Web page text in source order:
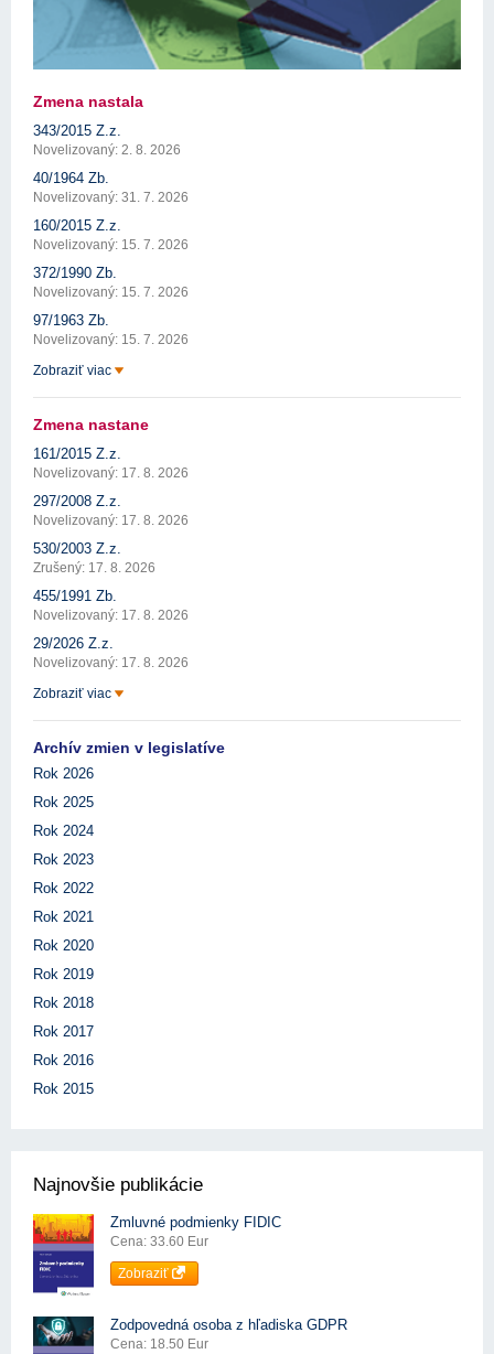
Zmena nastala
343/2015 Z.z.
Novelizovaný: 2. 8. 2026
40/1964 Zb.
Novelizovaný: 31. 7. 2026
160/2015 Z.z.
Novelizovaný: 15. 7. 2026
372/1990 Zb.
Novelizovaný: 15. 7. 2026
97/1963 Zb.
Novelizovaný: 15. 7. 2026
Zobraziť viac
Zmena nastane
161/2015 Z.z.
Novelizovaný: 17. 8. 2026
297/2008 Z.z.
Novelizovaný: 17. 8. 2026
530/2003 Z.z.
Zrušený: 17. 8. 2026
455/1991 Zb.
Novelizovaný: 17. 8. 2026
29/2026 Z.z.
Novelizovaný: 17. 8. 2026
Zobraziť viac
Archív zmien v legislatíve
Rok 2026
Rok 2025
Rok 2024
Rok 2023
Rok 2022
Rok 2021
Rok 2020
Rok 2019
Rok 2018
Rok 2017
Rok 2016
Rok 2015
Najnovšie publikácie
Zmluvné podmienky FIDIC
Cena: 33.60 Eur
Zobraziť
Zodpovedná osoba z hľadiska GDPR
Cena: 18.50 Eur